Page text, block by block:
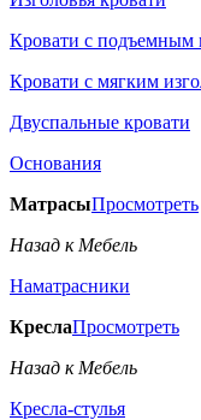
Кровати с подъемным
Кровати с мягким
Двуспальные кровати
Основания
МатрасыПросмотреть
Назад к Мебель
Наматрасники
КреслаПросмотреть
Назад к Мебель
Кресла-стулья